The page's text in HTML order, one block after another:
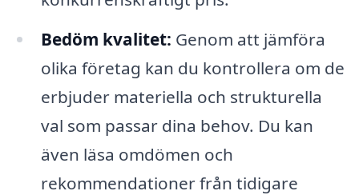
Bedöm kvalitet: Genom att jämföra
olika företag kan du kontrollera om de
erbjuder materiella och strukturella
val som passar dina behov. Du kan
även läsa omdömen och
rekommendationer från tidigare